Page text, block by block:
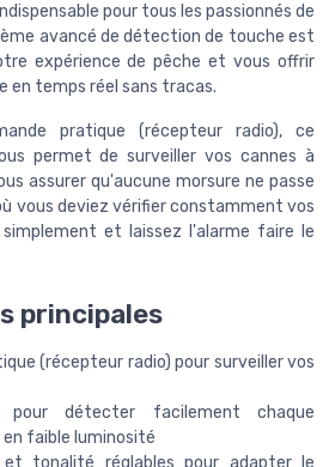
pour tous les passionnés de
avancé de détection de touche est
expérience de pêche et vous offrir
en temps réel sans tracas.
pratique (récepteur radio), ce
permet de surveiller vos cannes à
assurer qu'aucune morsure ne passe
vous deviez vérifier constamment vos
et laissez l'alarme faire le
principales
(récepteur radio) pour surveiller vos
pour détecter facilement chaque
faible luminosité